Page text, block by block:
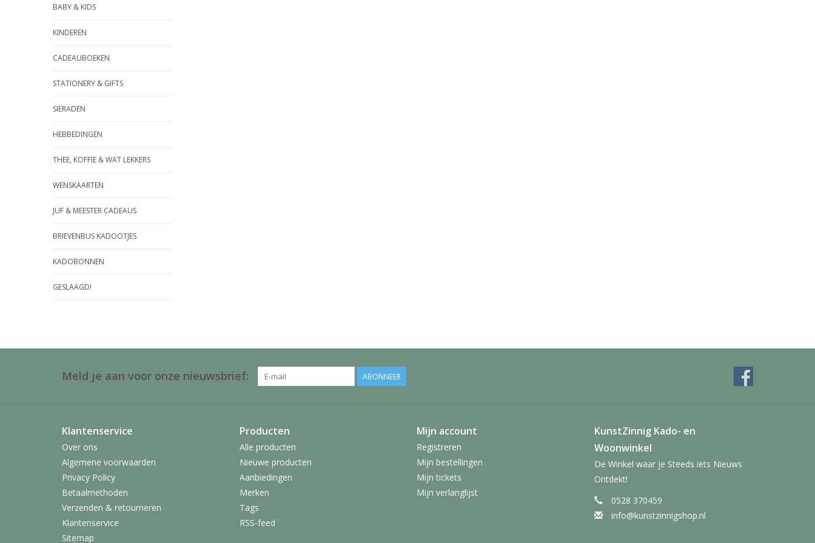
BABY & KIDS
KINDEREN
CADEAUBOEKEN
STATIONERY & GIFTS
SIERADEN
HEBBEDINGEN
THEE, KOFFIE & WAT LEKKERS
WENSKAARTEN
JUF & MEESTER CADEAUS
BRIEVENBUS KADOOTJES
KADOBONNEN
GESLAAGD!
Meld je aan voor onze nieuwsbrief: ABONNEER
Klantenservice
Over ons
Algemene voorwaarden
Privacy Policy
Betaalmethoden
Verzenden & retourneren
Klantenservice
Sitemap
Producten
Alle producten
Nieuwe producten
Aanbiedingen
Merken
Tags
RSS-feed
Mijn account
Registreren
Mijn bestellingen
Mijn tickets
Mijn verlanglijst
KunstZinnig Kado- en
Woonwinkel
De Winkel waar je Steeds iets Nieuws
Ontdekt!
0528 370459
info@kunstzinnigshop.nl